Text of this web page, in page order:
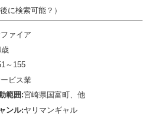
に検索可能？）
ァイア
歳
～155
ビス業
範囲:宮崎県国富町、他
ンル:ヤリマンギャル